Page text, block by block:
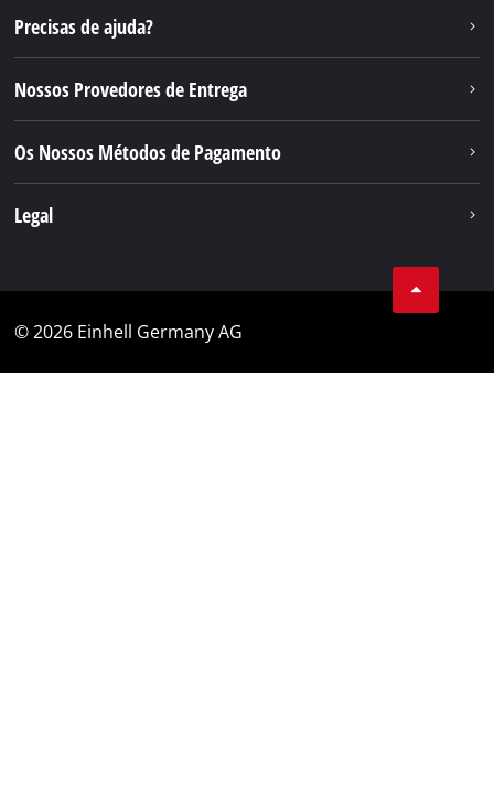
Precisas de ajuda?
Nossos Provedores de Entrega
Os Nossos Métodos de Pagamento
Legal
© 2026 Einhell Germany AG